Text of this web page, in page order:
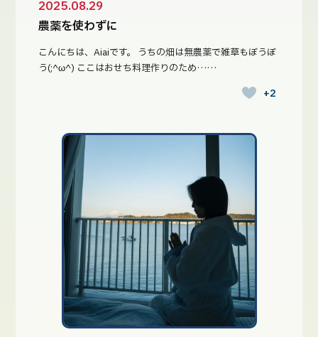
2025.08.29
農薬を使わずに
こんにちは、Aiaiです。 うちの畑は無農薬で雑草もぼうぼ
う(;^ω^) ここはおせち料理作りのため……
+2